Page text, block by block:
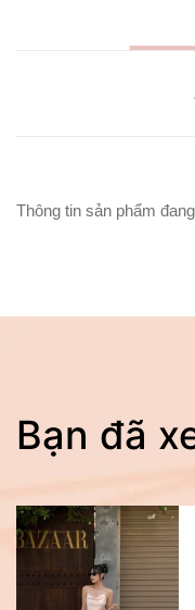
Thông tin sản phẩm
Bạn đã